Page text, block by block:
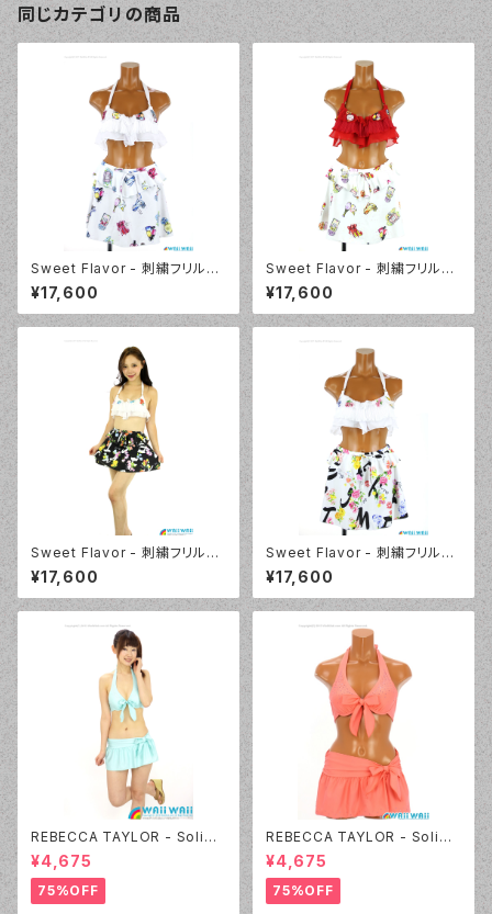
同じカテゴリの商品
Sweet Flavor - 刺繍フリルプ
リントスカート付 3点セット（33
7020 - 80:ブルー）
¥17,600
Sweet Flavor - 刺繍フリルプ
リントスカート付 3点セット（33
7020 - 40:レッド）
¥17,600
Sweet Flavor - 刺繍フリルプ
リントスカート付 3点セット（33
7020 - 12:ブラック）
¥17,600
Sweet Flavor - 刺繍フリルプ
リントスカート付 3点セット（33
7020 - 09:ホワイト）
¥17,600
REBECCA TAYLOR - Solid
Rhinestone（14382 - 60:グ
リーン）
¥4,675
75%OFF
REBECCA TAYLOR - Solid
Rhinestone（14382 - 12:ピン
ク）
¥4,675
75%OFF